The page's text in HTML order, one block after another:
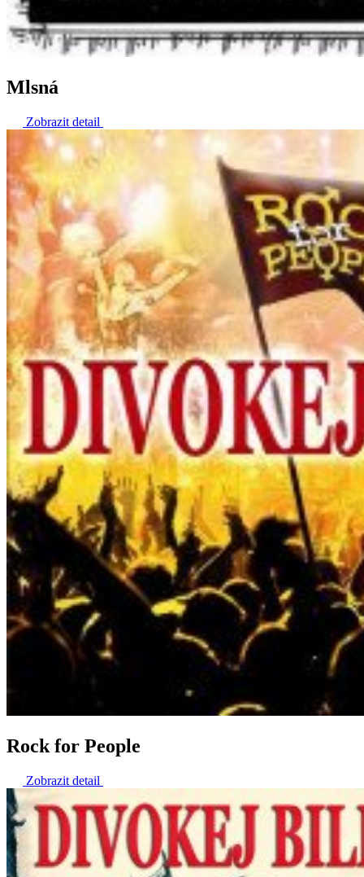
Mlsná
Zobrazit detail
Rock for People
Zobrazit detail